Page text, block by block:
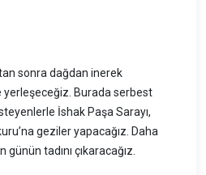
sonra dağdan inerek
yerleşeceğiz. Burada serbest
İshak Paşa Sarayı,
geziler yapacağız. Daha
tadını çıkaracağız.